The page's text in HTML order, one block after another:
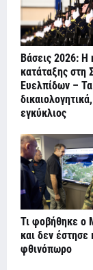
Βάσεις 2026: Η
κατάταξης στη
Ευελπίδων – Τα
εγκύκλιος
Τι φοβήθηκε ο
και δεν έστησε
φθινόπωρο